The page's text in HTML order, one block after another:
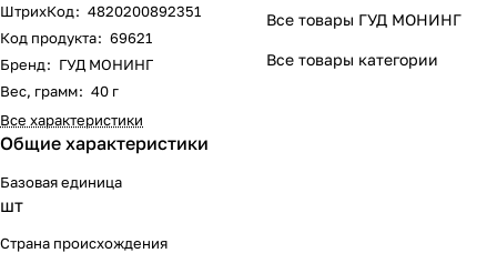
ШтрихКод: 4820200892351
Код продукта: 69621
Бренд: ГУД МОНИНГ
Вес, грамм: 40 г
Все характеристики
Все товары ГУД МОНИНГ
Все товары категории
Общие характеристики
Базовая единица
шт
Страна происхождения